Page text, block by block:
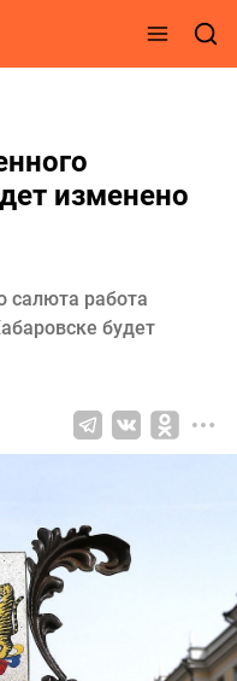
изменено
салюта работа
будет